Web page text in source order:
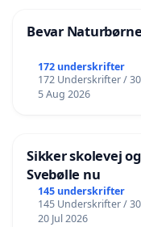
Bevar
172 underskrifter
172 Underskrifter /
5 Aug 2026
Sikker skolevej
Svebølle nu
145 underskrifter
145 Underskrifter /
20 Jul 2026